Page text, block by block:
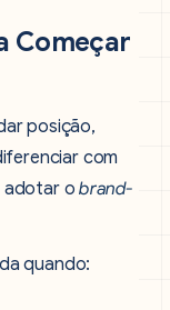
Começar
posição,
com
adotar obrand-
quando: